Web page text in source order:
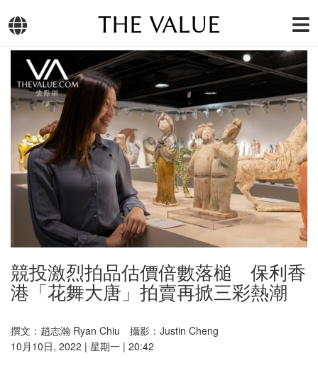
THE VALUE
競投激烈拍品估價倍數落槌 保利香
港「花舞大唐」拍賣再掀三彩熱潮
撰文：趙志瀚 Ryan Chiu 攝影：Justin Cheng
10月10日, 2022 | 星期一 | 20:42